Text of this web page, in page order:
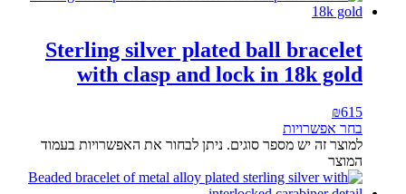
Sterling silver plated ball bracelet
with clasp and lock in 18k gold
₪615
בחר אפשרויות
למוצר זה יש מספר סוגים. ניתן לבחור את האפשרויות בעמוד
המוצר